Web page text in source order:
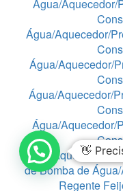
Água/Aquecedor/
Água/Aquecedor/
Água/Aquecedor/
Água/Aquecedor/
Água/Aquecedor/
Água/Aquecedor/
de Bomba de
Regente
👋